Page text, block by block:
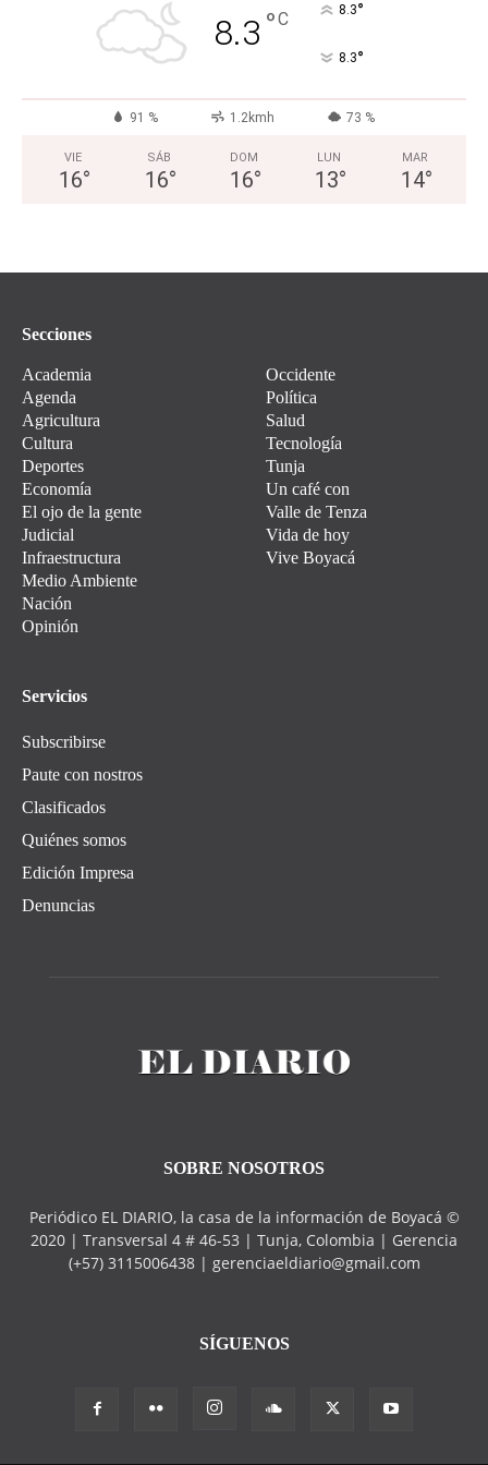
8.3 °C 8.3°
8.3°
91 % 1.2kmh 73 %
VIE
16°
SÁB
16°
DOM
16°
LUN
13°
MAR
14°
Secciones
Academia
Agenda
Agricultura
Cultura
Deportes
Economía
El ojo de la gente
Judicial
Infraestructura
Medio Ambiente
Nación
Opinión
Occidente
Política
Salud
Tecnología
Tunja
Un café con
Valle de Tenza
Vida de hoy
Vive Boyacá
Servicios
Subscribirse
Paute con nostros
Clasificados
Quiénes somos
Edición Impresa
Denuncias
SOBRE NOSOTROS
Periódico EL DIARIO, la casa de la información de Boyacá ©
2020 | Transversal 4 # 46-53 | Tunja, Colombia | Gerencia
(+57) 3115006438 | gerenciaeldiario@gmail.com
SÍGUENOS